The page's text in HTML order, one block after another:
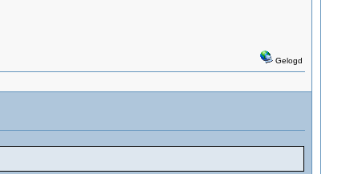
Gelogd